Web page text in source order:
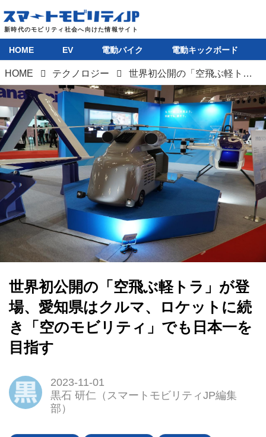
HOME EV 電動バイク 電動キックボード
HOME テクノロジー 世界初公開の「空飛ぶ軽トラ」が登場、愛知県はクルマ、ロケットに続き「空のモビリティ」でも日本一を目指す
世界初公開の「空飛ぶ軽トラ」が登
場、愛知県はクルマ、ロケットに続
き「空のモビリティ」でも日本一を
目指す
2023-11-01
黒石 研仁（スマートモビリティJP編集
部）